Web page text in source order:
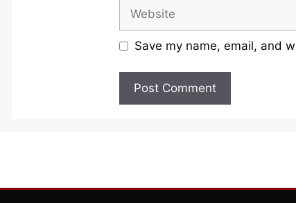
Save my name, email, and